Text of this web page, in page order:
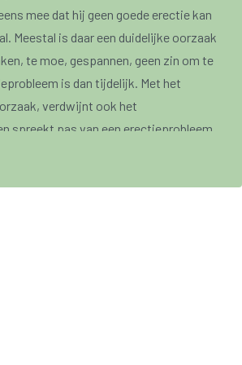
mee dat hij geen goede erectie kan
Meestal is daar een duidelijke oorzaak
te moe, gespannen, geen zin om te
is dan tijdelijk. Met het
verdwijnt ook het
spreekt pas van een erectieprobleem